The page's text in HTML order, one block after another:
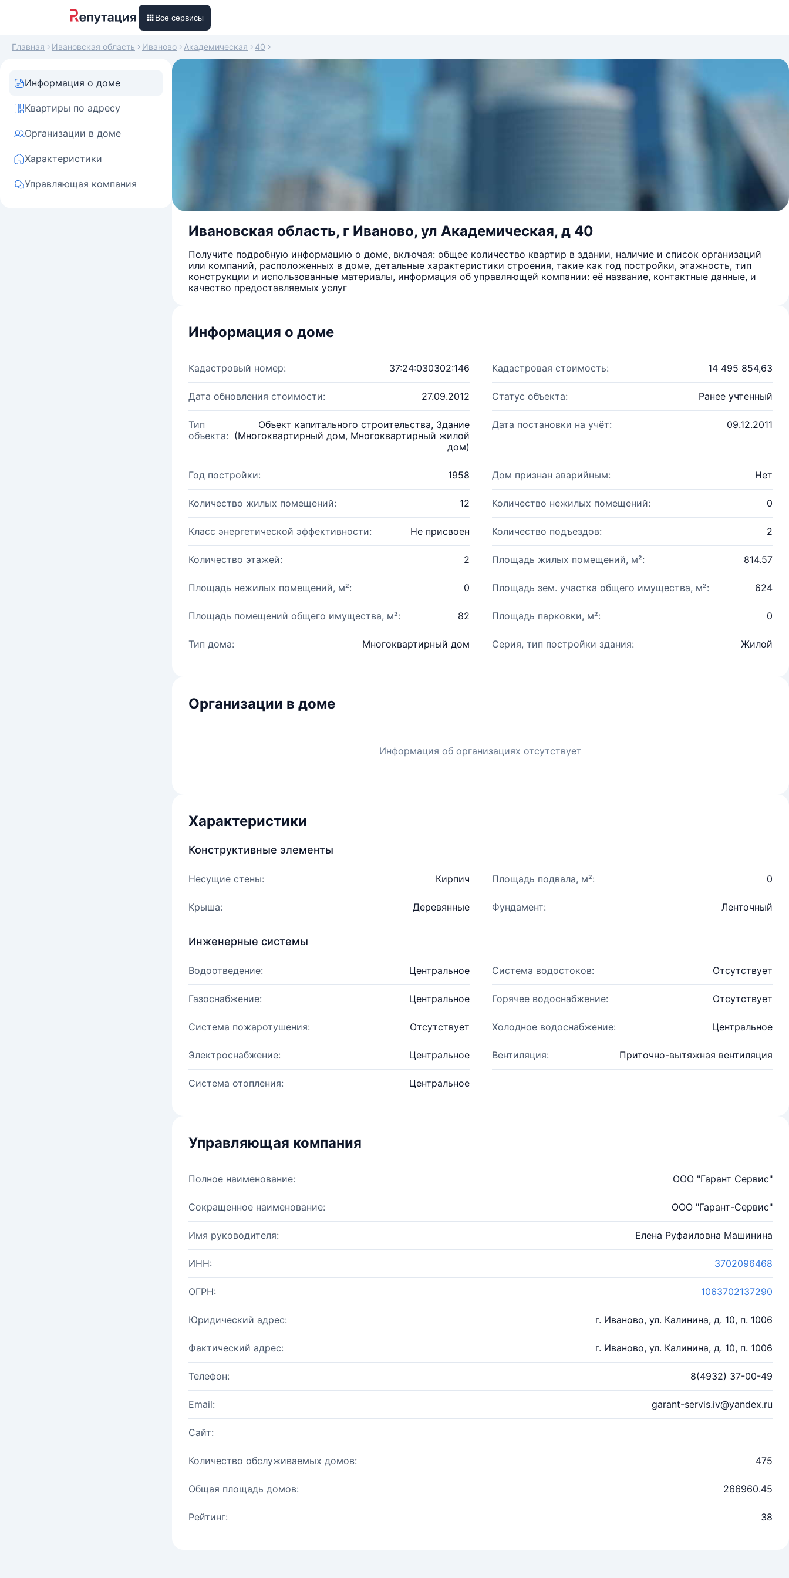
Все сервисы
Главная Ивановская область Иваново Академическая 40
Информация о доме
Квартиры по адресу
Организации в доме
Характеристики
Управляющая компания
Ивановская область, г Иваново, ул Академическая, д 40
Получите подробную информацию о доме, включая: общее количество квартир в здании, наличие и список организаций
или компаний, расположенных в доме, детальные характеристики строения, такие как год постройки, этажность, тип
конструкции и использованные материалы, информация об управляющей компании: её название, контактные данные, и
качество предоставляемых услуг
Информация о доме
Кадастровый номер: 37:24:030302:146 Кадастровая стоимость: 14 495 854,63
Дата обновления стоимости: 27.09.2012 Статус объекта: Ранее учтенный
Тип
объекта:
Объект капитального строительства, Здание
(Многоквартирный дом, Многоквартирный жилой
дом)
Дата постановки на учёт: 09.12.2011
Год постройки: 1958 Дом признан аварийным: Нет
Количество жилых помещений: 12 Количество нежилых помещений: 0
Класс энергетической эффективности: Не присвоен Количество подъездов: 2
Количество этажей: 2 Площадь жилых помещений, м²: 814.57
Площадь нежилых помещений, м²: 0 Площадь зем. участка общего имущества, м²: 624
Площадь помещений общего имущества, м²: 82 Площадь парковки, м²: 0
Тип дома: Многоквартирный дом Серия, тип постройки здания: Жилой
Организации в доме
Информация об организациях отсутствует
Характеристики
Конструктивные элементы
Несущие стены: Кирпич Площадь подвала, м²: 0
Крыша: Деревянные Фундамент: Ленточный
Инженерные системы
Водоотведение: Центральное Система водостоков: Отсутствует
Газоснабжение: Центральное Горячее водоснабжение: Отсутствует
Система пожаротушения: Отсутствует Холодное водоснабжение: Центральное
Электроснабжение: Центральное Вентиляция: Приточно-вытяжная вентиляция
Система отопления: Центральное
Управляющая компания
Полное наименование: ООО "Гарант Сервис"
Сокращенное наименование: ООО "Гарант-Сервис"
Имя руководителя: Елена Руфаиловна Машинина
ИНН: 3702096468
ОГРН: 1063702137290
Юридический адрес: г. Иваново, ул. Калинина, д. 10, п. 1006
Фактический адрес: г. Иваново, ул. Калинина, д. 10, п. 1006
Телефон: 8(4932) 37-00-49
Email: garant-servis.iv@yandex.ru
Сайт:
Количество обслуживаемых домов: 475
Общая площадь домов: 266960.45
Рейтинг: 38